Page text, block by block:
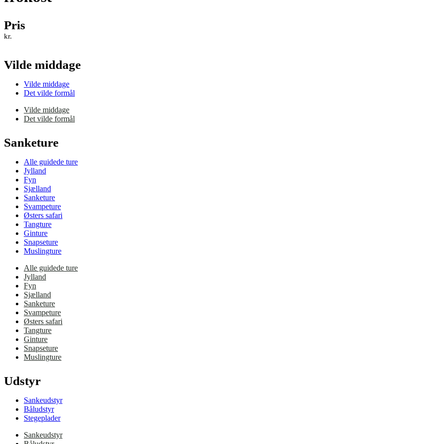
Pris
kr.
Vilde middage
Vilde middage
Det vilde formål
Vilde middage
Det vilde formål
Sanketure
Alle guidede ture
Jylland
Fyn
Sjælland
Sanketure
Svampeture
Østers safari
Tangture
Ginture
Snapseture
Muslingture
Alle guidede ture
Jylland
Fyn
Sjælland
Sanketure
Svampeture
Østers safari
Tangture
Ginture
Snapseture
Muslingture
Udstyr
Sankeudstyr
Båludstyr
Stegeplader
Sankeudstyr